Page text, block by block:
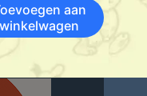
aan
winkelwagen